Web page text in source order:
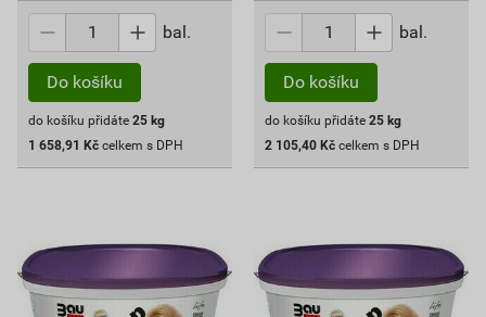
bal.
Do košíku
do košíku přidáte 25 kg
1 658,91 Kč celkem s DPH
bal.
Do košíku
do košíku přidáte 25 kg
2 105,40 Kč celkem s DPH